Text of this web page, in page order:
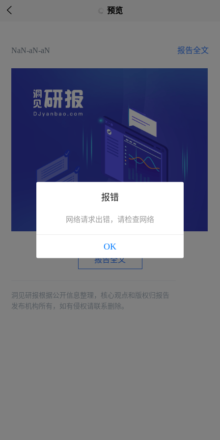
 预览
NaN-aN-aN 报告全文
报告全文
洞见研报根据公开信息整理，核心观点和版权归报告
发布机构所有，如有侵权请联系删除。
报错
网络请求出错，请检查网络
OK